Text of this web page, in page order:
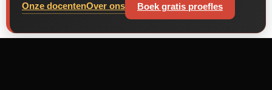
Onze docentenOver ons Boek gratis proefles